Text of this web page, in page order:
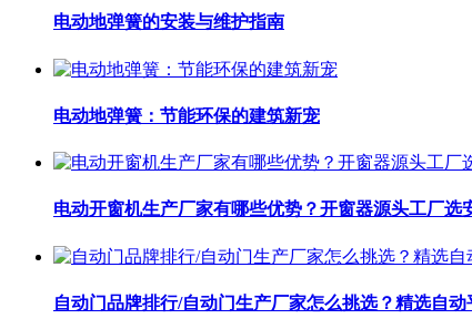
电动地弹簧的安装与维护指南
电动地弹簧：节能环保的建筑新宠
电动开窗机生产厂家有哪些优势？开窗器源头工厂选
自动门品牌排行/自动门生产厂家怎么挑选？精选自